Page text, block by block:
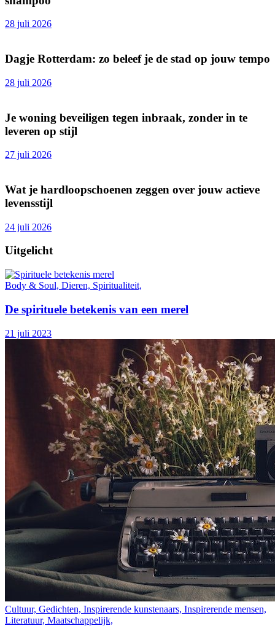
28 juli 2026
Dagje Rotterdam: zo beleef je de stad op jouw tempo
28 juli 2026
Je woning beveiligen tegen inbraak, zonder in te
leveren op stijl
27 juli 2026
Wat je hardloopschoenen zeggen over jouw actieve
levensstijl
24 juli 2026
Uitgelicht
Body & Soul, Dieren, Spiritualiteit,
De spirituele betekenis van een merel
21 juli 2023
Cultuur, Gedichten, Inspirerende kunstenaars, Inspirerende mensen,
Literatuur, Maatschappelijk,